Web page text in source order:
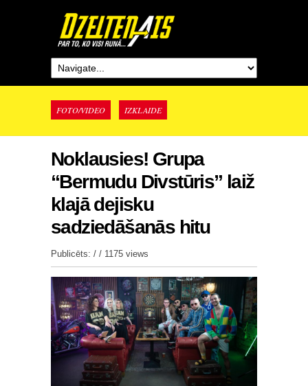
FOTO/VIDEO IZKLAIDE
Noklausies! Grupa
“Bermudu Divstūris” laiž
klajā dejisku
sadziedāšanās hitu
Publicēts: / / 1175 views